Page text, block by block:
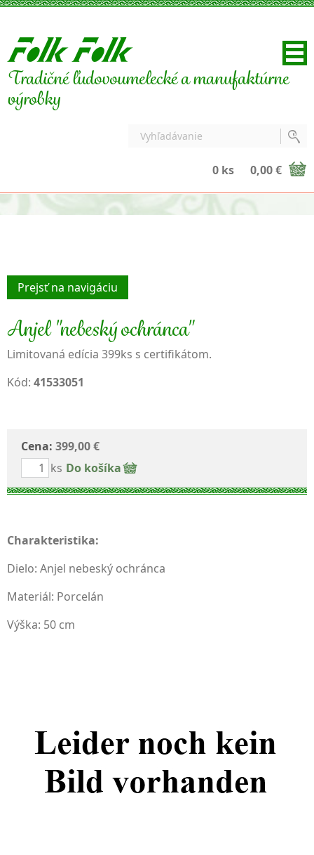
Tradičné ľudovoumelecké a manufaktúrne
výrobky
0 ks 0,00 €
Prejsť na navigáciu
Anjel "nebeský ochránca"
Limitovaná edícia 399ks s certifikátom.
Kód: 41533051
Cena: 399,00 €
ks Do košíka
Charakteristika:
Dielo: Anjel nebeský ochránca
Materiál: Porcelán
Výška: 50 cm